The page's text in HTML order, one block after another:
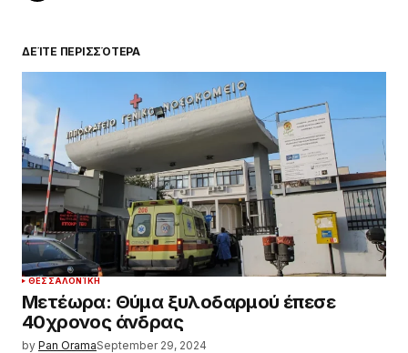
ΔΕΊΤΕ ΠΕΡΙΣΣΌΤΕΡΑ
ΘΕΣΣΑΛΟΝΊΚΗ
Μετέωρα: Θύμα ξυλοδαρμού έπεσε
40χρονος άνδρας
by Pan OramaSeptember 29, 2024